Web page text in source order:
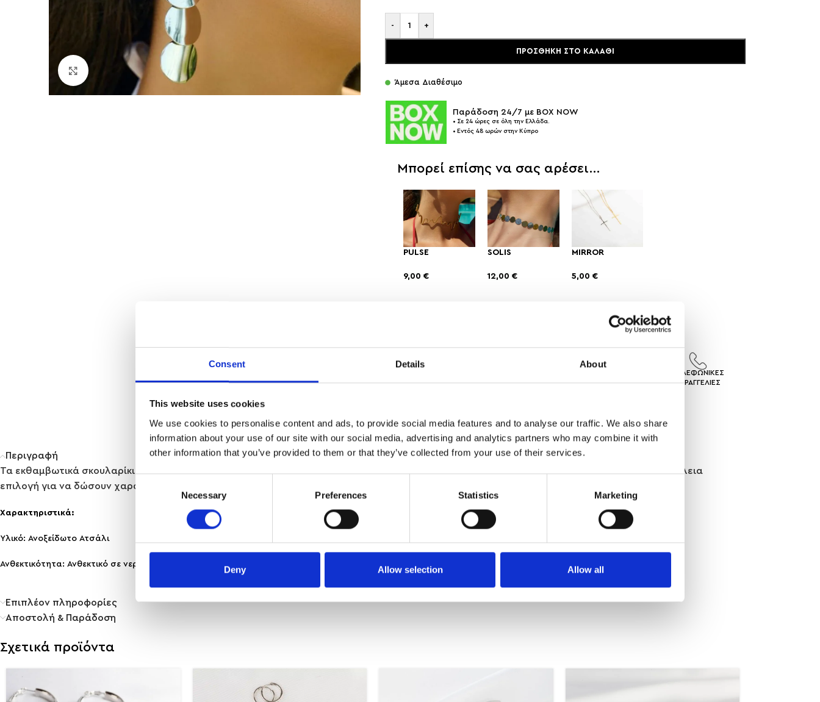
Consent Details About
This website uses cookies
We use cookies to personalise content and ads, to provide social media features and to analyse our traffic. We also share
information about your use of our site with our social media, advertising and analytics partners who may combine it with
other information that you’ve provided to them or that they’ve collected from your use of their services.
Necessary Preferences Statistics Marketing
Deny Allow selection Allow all
Click to enlarge
- +
ΠΡΟΣΘΉΚΗ ΣΤΟ ΚΑΛΆΘΙ
Άμεσα Διαθέσιμο
Παράδοση 24/7 με BOX NOW
• Σε 24 ώρες σε όλη την Ελλάδα.
• Εντός 48 ωρών στην Κύπρο
Μπορεί επίσης να σας αρέσει…
PULSE
9,00 €
SOLIS
12,00 €
MIRROR
5,00 €
ΔΩΡΕΑΝ ΜΕΤΑΦΟΡΙΚΑ
ΠΡΟΙΟΝΤΩΝ
ΤΗΛΕΦΩΝΙΚΕΣ
ΠΑΡΑΓΓΕΛΙΕΣ
Περιγραφή
Τα εκθαμβωτικά σκουλαρίκια SANDGLOW ενσαρκώνουν τη μοντέρνα κομψότητα με μια δημιουργική, καλλιτεχνική πινελιά. Αποτελούν την τέλεια
επιλογή για να δώσουν χαρακτήρα σε ένα minimal outfit ή να ολοκληρώσουν εντυπωσιακά μια glam εμφάνιση με άποψη.
Χαρακτηριστικά:
Υλικό: Ανοξείδωτο Ατσάλι
Ανθεκτικότητα: Ανθεκτικό σε νερό & άρωμα, δε μαυρίζει!
Επιπλέον πληροφορίες
Αποστολή & Παράδοση
Σχετικά προϊόντα